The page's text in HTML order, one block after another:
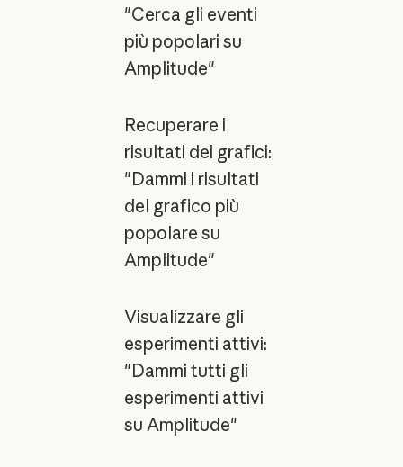
"Cerca gli eventi
più popolari su
Amplitude"
Recuperare i
risultati dei grafici:
"Dammi i risultati
del grafico più
popolare su
Amplitude"
Visualizzare gli
esperimenti attivi:
"Dammi tutti gli
esperimenti attivi
su Amplitude"